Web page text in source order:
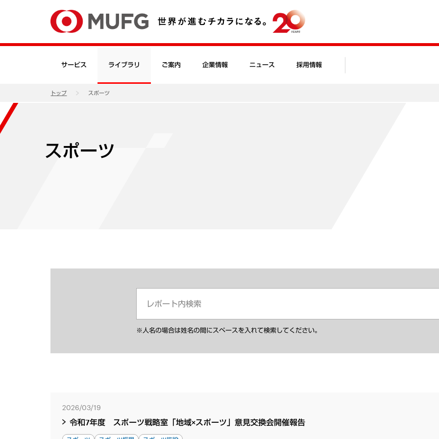
サービス ライブラリ ご案内 企業情報 ニュース 採用情報
トップ スポーツ
スポーツ
※人名の場合は姓名の間にスペースを入れて検索してください。
2026/03/19
令和7年度 スポーツ戦略室「地域×スポーツ」意見交換会開催報告